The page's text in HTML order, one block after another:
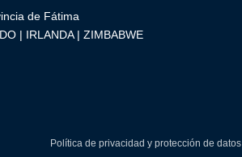
de Fátima
| IRLANDA | ZIMBABWE
Política de privacidad y protección de datos